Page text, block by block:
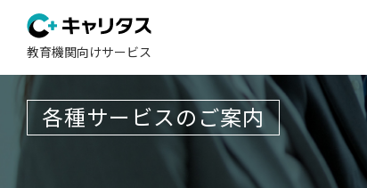
教育機関向けサービス
各種サービスのご案内